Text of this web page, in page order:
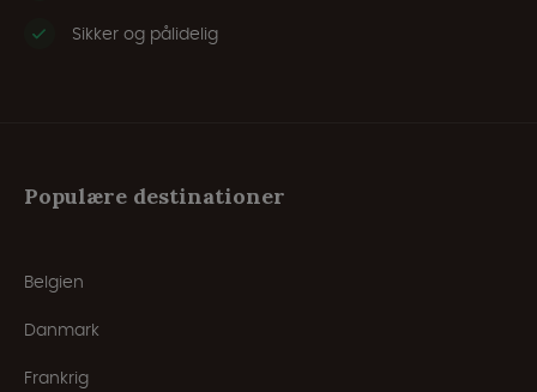
Sikker og pålidelig
Populære destinationer
Belgien
Danmark
Frankrig